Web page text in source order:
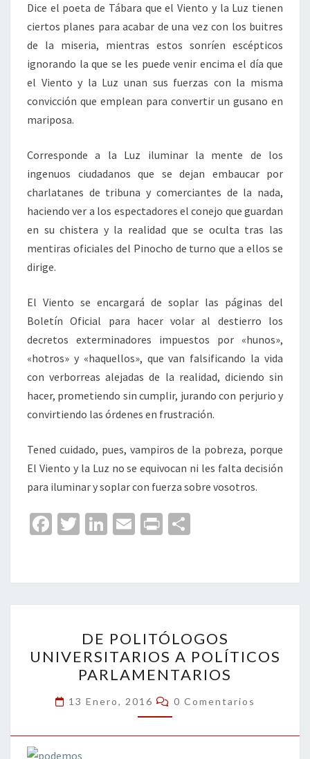
Dice el poeta de Tábara que el Viento y la Luz tienen
ciertos planes para acabar de una vez con los buitres
de la miseria, mientras estos sonríen escépticos
ignorando la que se les puede venir encima el día que
el Viento y la Luz unan sus fuerzas con la misma
convicción que emplean para convertir un gusano en
mariposa.
Corresponde a la Luz iluminar la mente de los
ingenuos ciudadanos que se dejan embaucar por
charlatanes de tribuna y comerciantes de la nada,
haciendo ver a los espectadores el conejo que guardan
en su chistera y la realidad que se oculta tras las
mentiras oficiales del Pinocho de turno que a ellos se
dirige.
El Viento se encargará de soplar las páginas del
Boletín Oficial para hacer volar al destierro los
decretos exterminadores impuestos por «hunos»,
«hotros» y «haquellos», que van falsificando la vida
con verborreas alejadas de la realidad, diciendo sin
hacer, prometiendo sin cumplir, jurando con perjurio y
convirtiendo las órdenes en frustración.
Tened cuidado, pues, vampiros de la pobreza, porque
El Viento y la Luz no se equivocan ni les falta decisión
para iluminar y soplar con fuerza sobre vosotros.
Fa
o
o
T
er
Li
dI
n
E
l
Pr
p
ar
tir
POLITÓLOGOS
UNIVERSITARIOS
A
POLÍTICOS
PARLAMENTARIOS
DE POLITÓLOGOS
UNIVERSITARIOS A POLÍTICOS
PARLAMENTARIOS
13 Enero, 2016 Comentarios
0 Comentarios